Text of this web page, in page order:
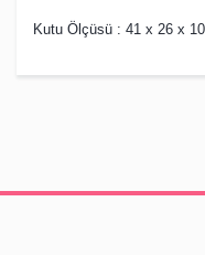
Kutu Ölçüsü : 41 x 26 x